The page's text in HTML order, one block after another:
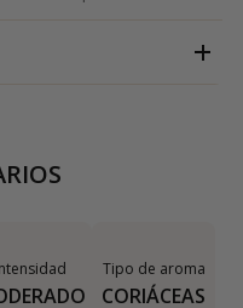
Tipo de aroma
CORIÁCEAS